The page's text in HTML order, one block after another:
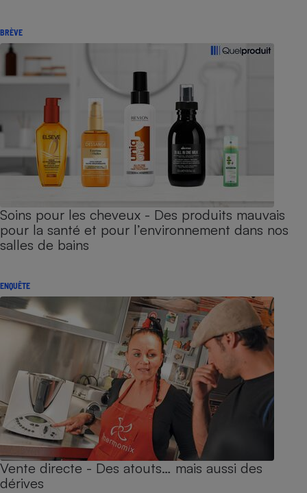
BRÈVE
Soins pour les cheveux - Des produits mauvais
pour la santé et pour l’environnement dans nos
salles de bains
ENQUÊTE
Vente directe - Des atouts… mais aussi des
dérives